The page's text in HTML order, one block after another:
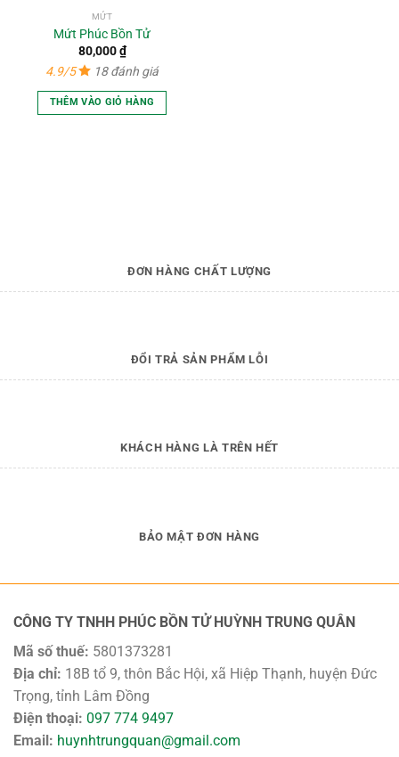
MỨT
Mứt Phúc Bồn Tử
80,000₫
4.9/5
18 đánh giá
THÊM VÀO GIỎ HÀNG
ĐƠN HÀNG CHẤT LƯỢNG
ĐỔI TRẢ SẢN PHẨM LỖI
KHÁCH HÀNG LÀ TRÊN HẾT
BẢO MẬT ĐƠN HÀNG
CÔNG TY TNHH PHÚC BỒN TỬ HUỲNH TRUNG QUÂN
Mã số thuế: 5801373281
Địa chỉ: 18B tổ 9, thôn Bắc Hội, xã Hiệp Thạnh, huyện Đức
Trọng, tỉnh Lâm Đồng
Điện thoại: 097 774 9497
Email: huynhtrungquan@gmail.com